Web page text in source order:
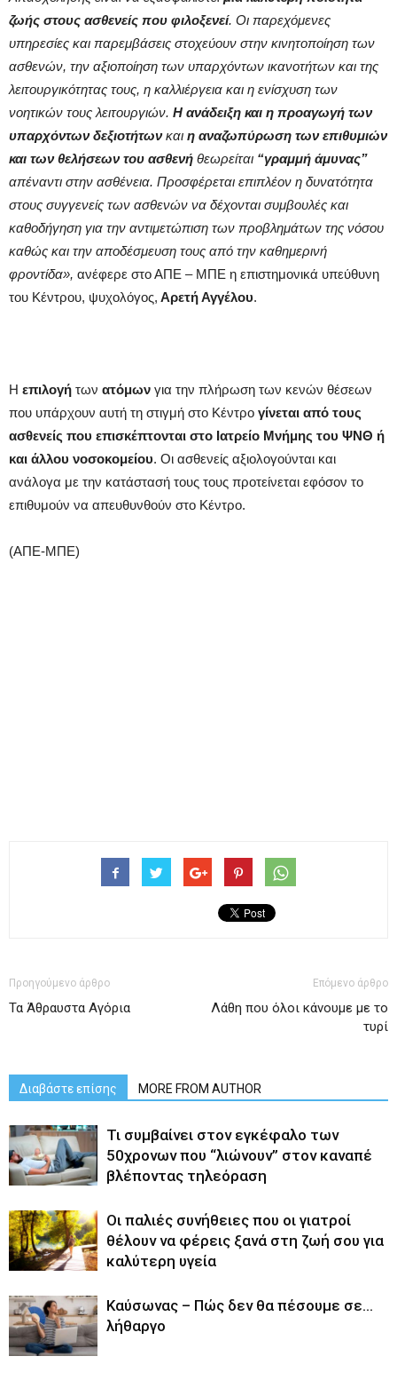
ζωής στους ασθενείς που φιλοξενεί. Οι παρεχόμενες
υπηρεσίες και παρεμβάσεις στοχεύουν στην κινητοποίηση των
ασθενών, την αξιοποίηση των υπαρχόντων ικανοτήτων και της
λειτουργικότητας τους, η καλλιέργεια και η ενίσχυση των
νοητικών τους λειτουργιών. Η ανάδειξη και η προαγωγή των
υπαρχόντων δεξιοτήτωνκαι η αναζωπύρωση των επιθυμιών
και των θελήσεων του ασθενή θεωρείται “γραμμή άμυνας”
απέναντι στην ασθένεια. Προσφέρεται επιπλέον η δυνατότητα
στους συγγενείς των ασθενών να δέχονται συμβουλές και
καθοδήγηση για την αντιμετώπιση των προβλημάτων της νόσου
καθώς και την αποδέσμευση τους από την καθημερινή
φροντίδα», ανέφερε στο ΑΠΕ – ΜΠΕ η επιστημονικά υπεύθυνη
του Κέντρου, ψυχολόγος, Αρετή Αγγέλου.
Η επιλογή των ατόμων για την πλήρωση των κενών θέσεων
που υπάρχουν αυτή τη στιγμή στο Κέντρο γίνεται από τους
ασθενείς που επισκέπτονται στο Ιατρείο Μνήμης του ΨΝΘ ή
και άλλου νοσοκομείου. Οι ασθενείς αξιολογούνται και
ανάλογα με την κατάστασή τους τους προτείνεται εφόσον το
επιθυμούν να απευθυνθούν στο Κέντρο.
(ΑΠΕ-ΜΠΕ)
Προηγούμενο άρθρο
Τα Άθραυστα Αγόρια
Επόμενο άρθρο
Λάθη που όλοι κάνουμε με το
τυρί
Διαβάστε επίσης MORE FROM AUTHOR
Τι συμβαίνει στον εγκέφαλο των
50χρονων που “λιώνουν” στον καναπέ
βλέποντας τηλεόραση
Οι παλιές συνήθειες που οι γιατροί
θέλουν να φέρεις ξανά στη ζωή σου για
καλύτερη υγεία
Καύσωνας – Πώς δεν θα πέσουμε σε…
λήθαργο